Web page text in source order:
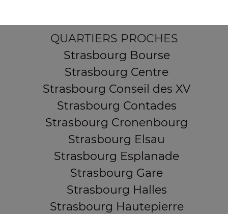
QUARTIERS PROCHES
Strasbourg Bourse
Strasbourg Centre
Strasbourg Conseil des XV
Strasbourg Contades
Strasbourg Cronenbourg
Strasbourg Elsau
Strasbourg Esplanade
Strasbourg Gare
Strasbourg Halles
Strasbourg Hautepierre